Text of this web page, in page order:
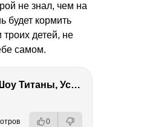
не знал, чем на
будет кормить
детей, не
самом.
СКУЛБОЙ | Шоу Титаны, Усейн Болт, Ларрат, Зашквар!
0